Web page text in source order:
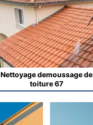
Nettoyage demoussage de
toiture 67